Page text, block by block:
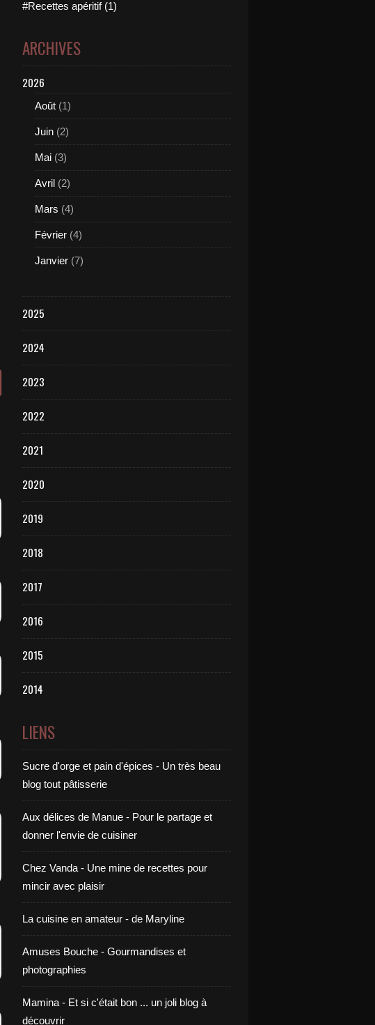
#Recettes apéritif (1)
ARCHIVES
2026
Août (1)
Juin (2)
Mai (3)
Avril (2)
Mars (4)
Février (4)
Janvier (7)
2025
2024
2023
2022
2021
2020
2019
2018
2017
2016
2015
2014
LIENS
Sucre d'orge et pain d'épices - Un très beau
blog tout pâtisserie
Aux délices de Manue - Pour le partage et
donner l'envie de cuisiner
Chez Vanda - Une mine de recettes pour
mincir avec plaisir
La cuisine en amateur - de Maryline
Amuses Bouche - Gourmandises et
photographies
Mamina - Et si c'était bon ... un joli blog à
découvrir